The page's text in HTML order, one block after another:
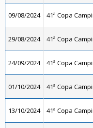
09/08/2024 41ª Copa
29/08/2024 41ª Copa
24/09/2024 41ª Copa
01/10/2024 41ª Copa
13/10/2024 41ª Copa